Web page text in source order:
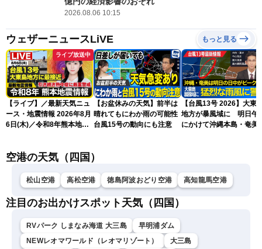
2026.08.06 10:15
ウェザーニュースLiVE もっと見る
ライブ放送中
【ライブ】／最新天気ニュ
ース・地震情報 2026年8月
6日(木)／令和8年熊本地震
ースLiVEアフタヌーン・青
【お盆休みの天気】前半は
晴れてもにわか雨の可能性
台風15号の動向にも注意
【台風13号 2026】大東
地方が暴風域に 明日午
にかけて沖縄本島・奄美
空港の天気（四国）
松山空港 高松空港 徳島阿波おどり空港 高知龍馬空港
注目のお出かけスポット天気（四国）
RVパーク しまなみ海道 大三島
早明浦ダム
NEWレオマワールド（レオマリゾート）
大三島